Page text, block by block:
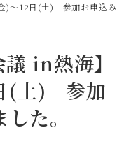
)～12日(土) 参加お申込み
in熱海】
(土) 参加
た。